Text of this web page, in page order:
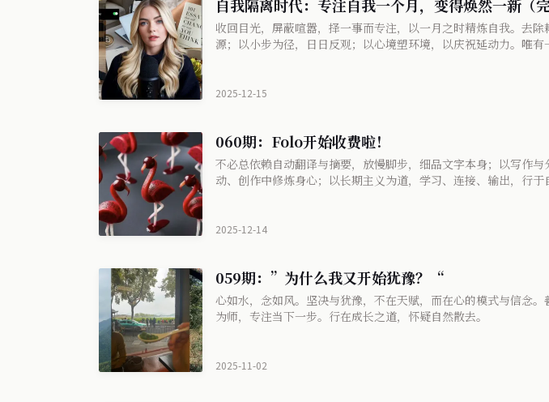
自我隔离时代：专注自我一个月，变得焕然一新（完
收回目光，屏蔽喧嚣，择一事而专注，以一月之时精炼自我。去除
源；以小步为径，日日反观；以心境塑环境，以庆祝延动力。唯有
2025-12-15
060期：Folo开始收费啦！
不必总依赖自动翻译与摘要，放慢脚步，细品文字本身；以写作
动、创作中修炼身心；以长期主义为道，学习、连接、输出，行于
2025-12-14
059期：”为什么我又开始犹豫？“
心如水，念如风。坚决与犹豫，不在天赋，而在心的模式与信念
为师，专注当下一步。行在成长之道，怀疑自然散去。
2025-11-02